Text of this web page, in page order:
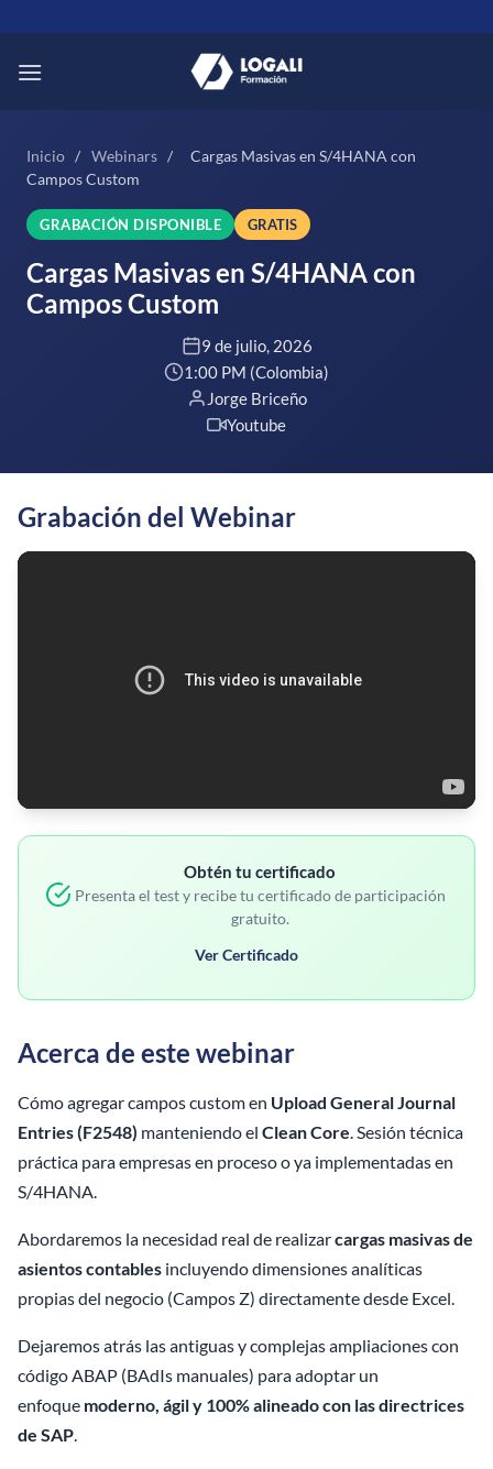
al
contenido
Inicio / Webinars /
Cargas Masivas en S/4HANA con
Campos Custom
GRABACIÓN DISPONIBLE GRATIS
Cargas Masivas en S/4HANA con
Campos Custom
9 de julio, 2026
1:00 PM (Colombia)
Jorge Briceño
Youtube
Grabación del Webinar
Obtén tu certificado
Presenta el test y recibe tu certificado de participación
gratuito.
Ver Certificado
Acerca de este webinar
Cómo agregar campos custom en Upload General Journal
Entries (F2548) manteniendo el Clean Core. Sesión técnica
práctica para empresas en proceso o ya implementadas en
S/4HANA.
Abordaremos la necesidad real de realizarcargas masivas de
asientos contables incluyendo dimensiones analíticas
propias del negocio (Campos Z) directamente desde Excel.
Dejaremos atrás las antiguas y complejas ampliaciones con
código ABAP (BAdIs manuales) para adoptar un
enfoque moderno, ágil y 100% alineado con las directrices
de SAP.